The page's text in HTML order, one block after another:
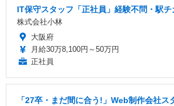
IT保守スタッフ「正社員」経験不問・駅
株式会社小林
大阪府
月給30万8,100円～50万円
正社員
「27卒・まだ間に合う!」Web制作会社